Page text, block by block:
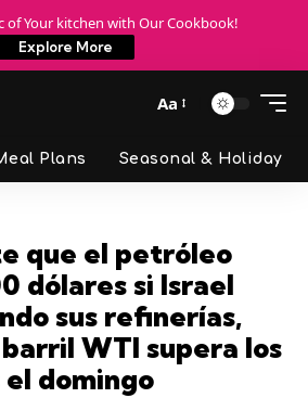
of Your kitchen with Our Cookbook!
Explore More
Aa
Plans Seasonal & Holiday
que el petróleo
dólares si Israel
sus refinerías,
WTI supera los
domingo